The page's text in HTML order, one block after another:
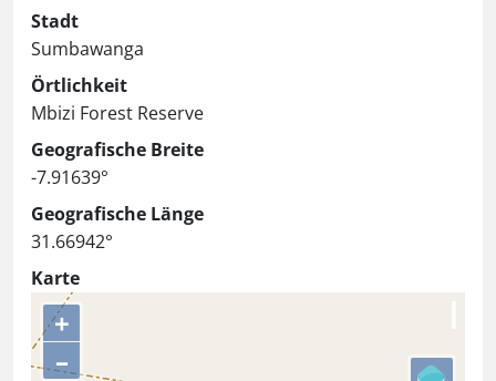
Stadt
Sumbawanga
Örtlichkeit
Mbizi Forest Reserve
Geografische Breite
-7.91639°
Geografische Länge
31.66942°
Karte
+
–